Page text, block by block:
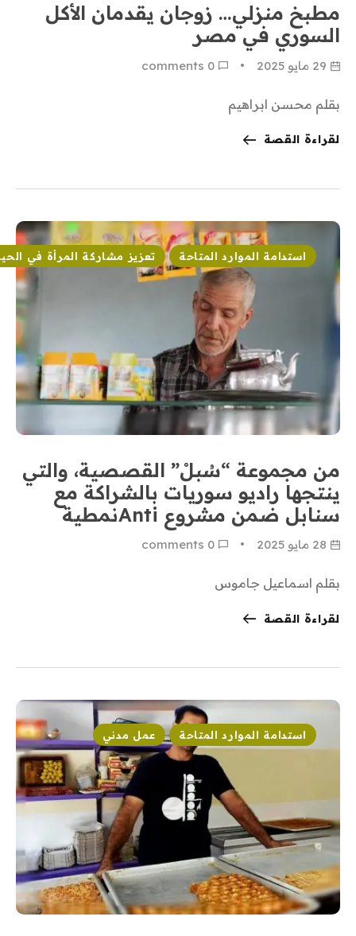
مطبخ منزلي… زوجان يقدمان الأكل
السوري في مصر
29 مايو 2025 0
بقلم محسن ابراهيم
لقراءة القصة
استدامة الموارد المتاحة تعزيز مشاركة المرأة في
من مجموعة “سُبلْ” القصصية، والتي
ينتجها راديو سوريات بالشراكة مع
سنابل ضمن مشروع Antiنمطية
28 مايو 2025 0
بقلم اسماعيل جاموس
لقراءة القصة
استدامة الموارد المتاحة عمل مدني